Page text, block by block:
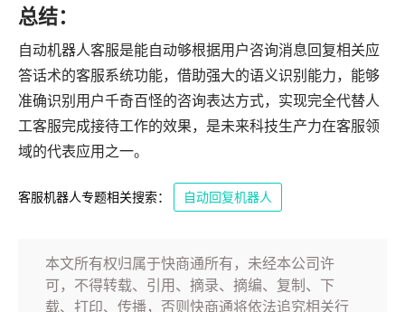
总结：
自动机器人客服是能自动够根据用户咨询消息回复相关应
答话术的客服系统功能，借助强大的语义识别能力，能够
准确识别用户千奇百怪的咨询表达方式，实现完全代替人
工客服完成接待工作的效果，是未来科技生产力在客服领
域的代表应用之一。
客服机器人专题相关搜索： 自动回复机器人
本文所有权归属于快商通所有，未经本公司许
可，不得转载、引用、摘录、摘编、复制、下
载、打印、传播，否则快商通将依法追究相关行